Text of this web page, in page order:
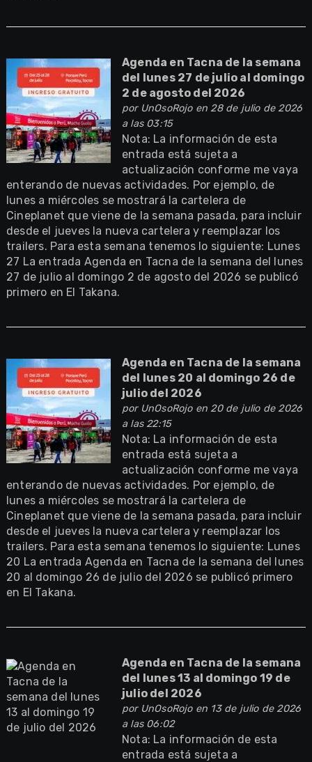
Agenda en Tacna de la semana
del lunes 27 de julio al domingo
2 de agosto del 2026
por UnOsoRojoen 28 de julio de 2026
a las 03:15
Nota: La información de esta
entrada está sujeta a
actualización conforme me vaya
enterando de nuevas actividades. Por ejemplo, de
lunes a miércoles se mostrará la cartelera de
Cineplanet que viene de la semana pasada, para incluir
desde el jueves la nueva cartelera y reemplazar los
trailers. Para esta semana tenemos lo siguiente: Lunes
27 La entrada Agenda en Tacna de la semana del lunes
27 de julio al domingo 2 de agosto del 2026 se publicó
primero en El Takana.
Agenda en Tacna de la semana
del lunes 20 al domingo 26 de
julio del 2026
por UnOsoRojoen 20 de julio de 2026
a las 22:15
Nota: La información de esta
entrada está sujeta a
actualización conforme me vaya
enterando de nuevas actividades. Por ejemplo, de
lunes a miércoles se mostrará la cartelera de
Cineplanet que viene de la semana pasada, para incluir
desde el jueves la nueva cartelera y reemplazar los
trailers. Para esta semana tenemos lo siguiente: Lunes
20 La entrada Agenda en Tacna de la semana del lunes
20 al domingo 26 de julio del 2026 se publicó primero
en El Takana.
Agenda en Tacna de la semana
del lunes 13 al domingo 19 de
julio del 2026
por UnOsoRojoen 13 de julio de 2026
a las 06:02
Nota: La información de esta
entrada está sujeta a